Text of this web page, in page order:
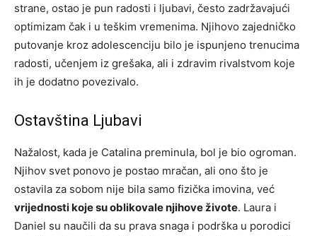
strane, ostao je pun radosti i ljubavi, često zadržavajući
optimizam čak i u teškim vremenima. Njihovo zajedničko
putovanje kroz adolescenciju bilo je ispunjeno trenucima
radosti, učenjem iz grešaka, ali i zdravim rivalstvom koje
ih je dodatno povezivalo.
Ostavština Ljubavi
Nažalost, kada je Catalina preminula, bol je bio ogroman.
Njihov svet ponovo je postao mračan, ali ono što je
ostavila za sobom nije bila samo fizička imovina, već
vrijednosti koje su oblikovale njihove živote. Laura i
Daniel su naučili da su prava snaga i podrška u porodici